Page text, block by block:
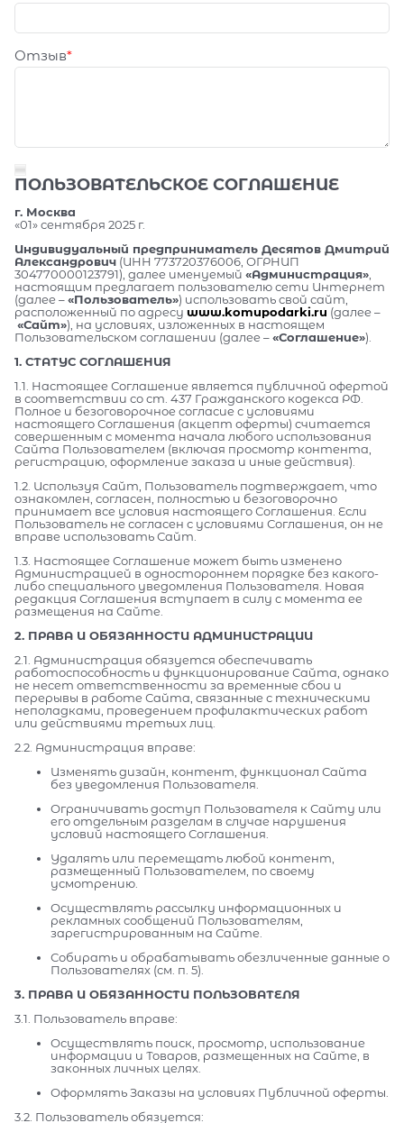
Отзыв
ПОЛЬЗОВАТЕЛЬСКОЕ СОГЛАШЕНИЕ
г. Москва
«01» сентября 2025 г.
Индивидуальный предприниматель Десятов Дмитрий
Александрович (ИНН 773720376006, ОГРНИП
304770000123791), далее именуемый «Администрация»,
настоящим предлагает пользователю сети Интернет
(далее –«Пользователь») использовать свой сайт,
расположенный по адресу www.komupodarki.ru (далее –
«Сайт»), на условиях, изложенных в настоящем
Пользовательском соглашении (далее –«Соглашение»).
1. СТАТУС СОГЛАШЕНИЯ
1.1. Настоящее Соглашение является публичной офертой
в соответствии со ст. 437 Гражданского кодекса РФ.
Полное и безоговорочное согласие с условиями
настоящего Соглашения (акцепт оферты) считается
совершенным с момента начала любого использования
Сайта Пользователем (включая просмотр контента,
регистрацию, оформление заказа и иные действия).
1.2. Используя Сайт, Пользователь подтверждает, что
ознакомлен, согласен, полностью и безоговорочно
принимает все условия настоящего Соглашения. Если
Пользователь не согласен с условиями Соглашения, он не
вправе использовать Сайт.
1.3. Настоящее Соглашение может быть изменено
Администрацией в одностороннем порядке без какого-
либо специального уведомления Пользователя. Новая
редакция Соглашения вступает в силу с момента ее
размещения на Сайте.
2. ПРАВА И ОБЯЗАННОСТИ АДМИНИСТРАЦИИ
2.1. Администрация обязуется обеспечивать
работоспособность и функционирование Сайта, однако
не несет ответственности за временные сбои и
перерывы в работе Сайта, связанные с техническими
неполадками, проведением профилактических работ
или действиями третьих лиц.
2.2. Администрация вправе:
Изменять дизайн, контент, функционал Сайта
без уведомления Пользователя.
Ограничивать доступ Пользователя к Сайту или
его отдельным разделам в случае нарушения
условий настоящего Соглашения.
Удалять или перемещать любой контент,
размещенный Пользователем, по своему
усмотрению.
Осуществлять рассылку информационных и
рекламных сообщений Пользователям,
зарегистрированным на Сайте.
Собирать и обрабатывать обезличенные данные о
Пользователях (см. п. 5).
3. ПРАВА И ОБЯЗАННОСТИ ПОЛЬЗОВАТЕЛЯ
3.1. Пользователь вправе:
Осуществлять поиск, просмотр, использование
информации и Товаров, размещенных на Сайте, в
законных личных целях.
Оформлять Заказы на условиях Публичной оферты.
3.2. Пользователь обязуется: